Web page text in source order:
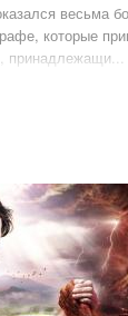
весьма
которые